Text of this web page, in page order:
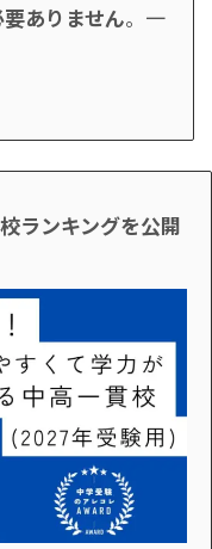
ありません。一
ランキングを公開